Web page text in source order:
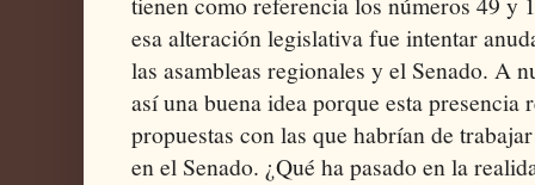
esa alteración legislativa fue intentar
las asambleas regionales y el Senado. A
así una buena idea porque esta
propuestas con las que habrían de
en el Senado. ¿Qué ha pasado en la